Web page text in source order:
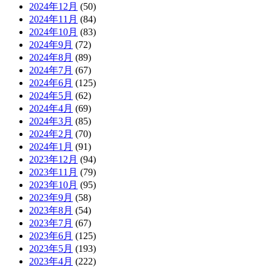
2024年12月 (50)
2024年11月 (84)
2024年10月 (83)
2024年9月 (72)
2024年8月 (89)
2024年7月 (67)
2024年6月 (125)
2024年5月 (62)
2024年4月 (69)
2024年3月 (85)
2024年2月 (70)
2024年1月 (91)
2023年12月 (94)
2023年11月 (79)
2023年10月 (95)
2023年9月 (58)
2023年8月 (54)
2023年7月 (67)
2023年6月 (125)
2023年5月 (193)
2023年4月 (222)